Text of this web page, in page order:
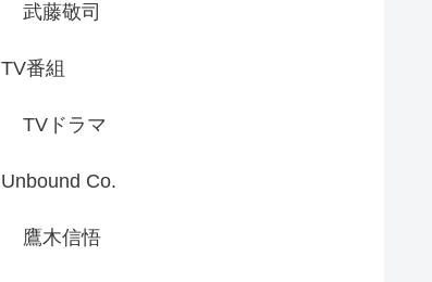
武藤敬司
TV番組
TVドラマ
Unbound Co.
鷹木信悟